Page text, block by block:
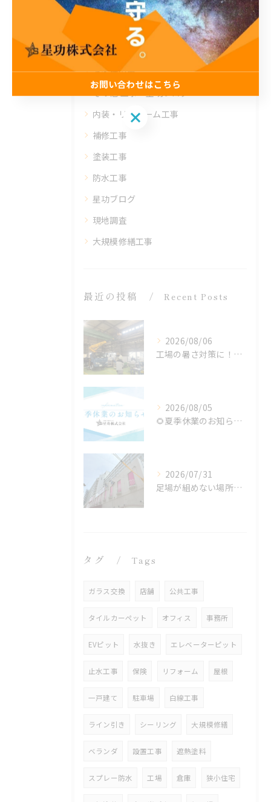
内装
星功からのお知らせ
お客様の声
その他 工事・星功ブログ
内装・リフォーム工事
補修工事
塗装工事
防水工事
星功ブログ
現地調査
大規模修繕工事
最近の投稿 Recent Posts
2026/08/06
工場の暑さ対策に！遮熱塗料「アドクールAQUA」施工前の温度測定を設置
2026/08/05
🌻夏季休業のお知らせ🌻
2026/07/31
足場が組めない場所でも施工可能！ロープアクセス工法の特徴と対応できる工事
タグ Tags
ガラス交換 店舗 公共工事
タイルカーペット オフィス 事務所
EVピット 水抜き エレベーターピット
止水工事 保険 リフォーム 屋根
一戸建て 駐車場 白線工事
ライン引き シーリング 大規模修繕
ベランダ 設置工事 遮熱塗料
スプレー防水 工場 倉庫 狭小住宅
お問い合わせはこちら
お問い合わせはこちら